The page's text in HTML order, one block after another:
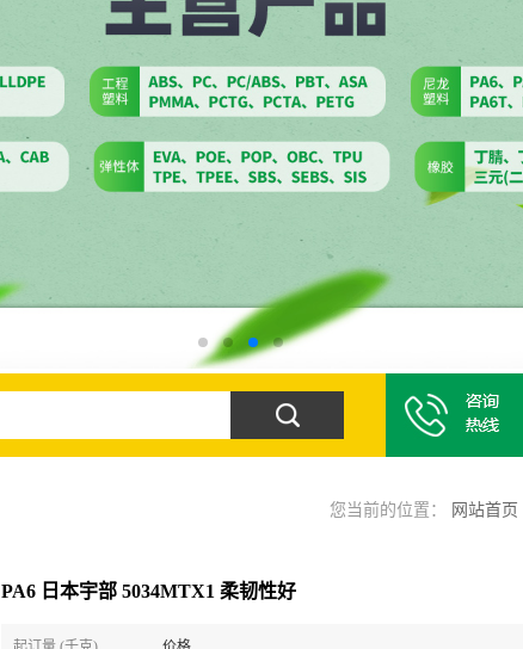
您当前的位置： 网站首页
PA6 日本宇部 5034MTX1 柔韧性好